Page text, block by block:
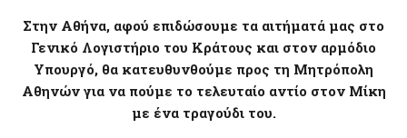
Στην Αθήνα, αφού επιδώσουμε τα αιτήματά μας στο
Γενικό Λογιστήριο του Κράτους και στον αρμόδιο
Υπουργό, θα κατευθυνθούμε προς τη Μητρόπολη
Αθηνών για να πούμε το τελευταίο αντίο στον Μίκη
με ένα τραγούδι του.